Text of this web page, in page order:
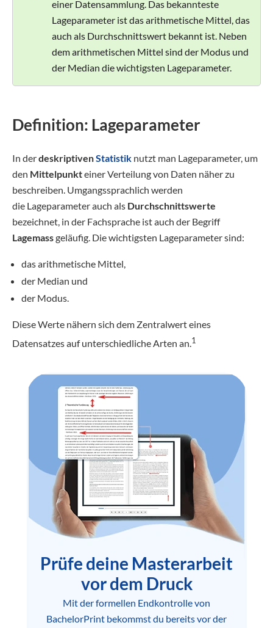
einer Datensammlung. Das bekannteste
Lageparameter ist das arithmetische Mittel, das
auch als Durchschnittswert bekannt ist. Neben
dem arithmetischen Mittel sind der Modus und
der Median die wichtigsten Lageparameter.
Definition: Lageparameter
In derdeskriptivenStatistik nutzt man Lageparameter, um
den Mittelpunkteiner Verteilung von Daten näher zu
beschreiben. Umgangssprachlich werden
die Lageparameter auch als Durchschnittswerte
bezeichnet, in der Fachsprache ist auch der Begriff
Lagemassgeläufig. Die wichtigsten Lageparameter sind:
das arithmetische Mittel,
der Median und
der Modus.
Diese Werte nähern sich dem Zentralwert eines
Datensatzes auf unterschiedliche Arten an.1
Prüfe deine Masterarbeit
vor dem Druck
Mit der formellen Endkontrolle von
BachelorPrint bekommst du bereits vor der